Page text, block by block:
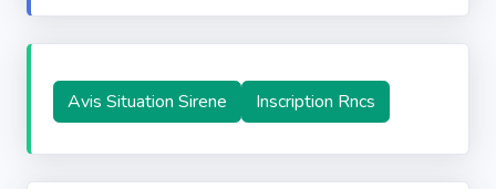
Avis Situation Sirene Inscription Rncs